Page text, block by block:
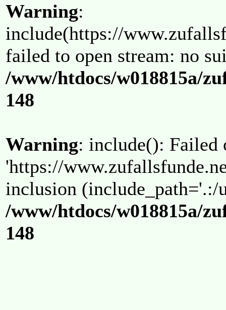
Warning:
include(https://
failed to open stream: no
/www/htdocs/w018815a/
148
Warning: include(): Failed
'https://
inclusion (include_path='.:/
/www/htdocs/w018815a/
148